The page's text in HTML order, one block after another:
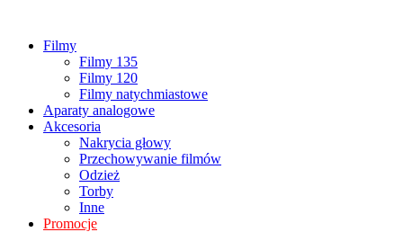
Filmy
Filmy 135
Filmy 120
Filmy natychmiastowe
Aparaty analogowe
Akcesoria
Nakrycia głowy
Przechowywanie filmów
Odzież
Torby
Inne
Promocje